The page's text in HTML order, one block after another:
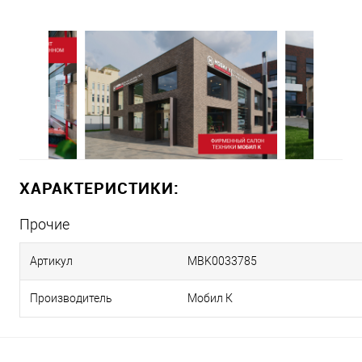
ХАРАКТЕРИСТИКИ:
Прочие
Артикул MBK0033785
Производитель Мобил К